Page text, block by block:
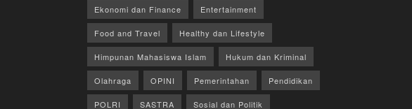
Ekonomi dan Finance Entertainment
Food and Travel Healthy dan Lifestyle
Himpunan Mahasiswa Islam Hukum dan Kriminal
Olahraga OPINI Pemerintahan Pendidikan
POLRI SASTRA Sosial dan Politik